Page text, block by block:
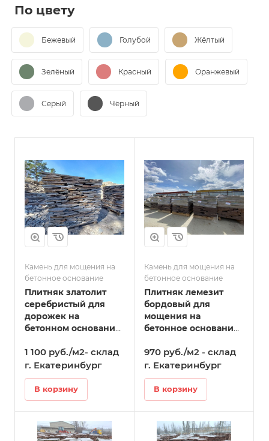
По цвету
Бежевый Голубой Жёлтый
Зелёный Красный Оранжевый
Серый Чёрный
Камень для мощения на
бетонное основание
Плитняк златолит
серебристый для
дорожек на
бетонном основании
1 100 руб./м2- склад
г. Екатеринбург
В корзину
Камень для мощения на
бетонное основание
Плитняк лемезит
бордовый для
мощения на
бетонное основание
970 руб./м2 - склад
г. Екатеринбург
В корзину